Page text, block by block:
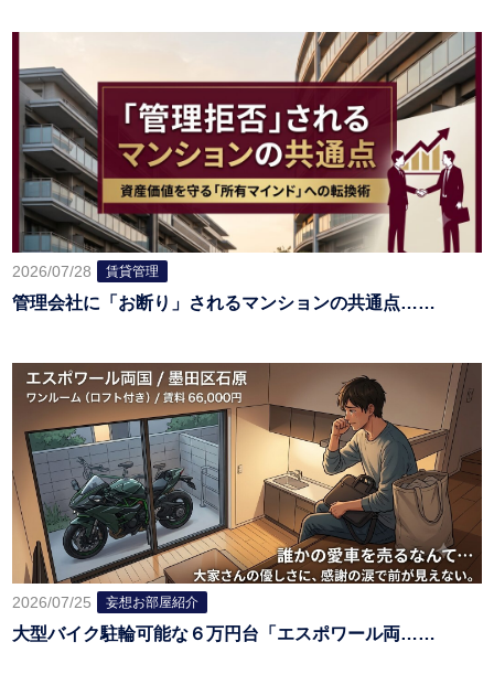
2026/07/28 賃貸管理
管理会社に「お断り」されるマンションの共通点……
2026/07/25 妄想お部屋紹介
大型バイク駐輪可能な６万円台「エスポワール両……